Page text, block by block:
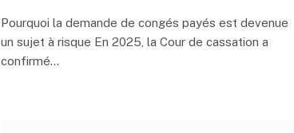
Pourquoi la demande de congés payés est devenue
un sujet à risque En 2025, la Cour de cassation a
confirmé…